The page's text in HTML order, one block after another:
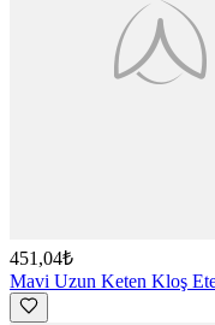
451,04₺
Mavi Uzun Keten Kloş